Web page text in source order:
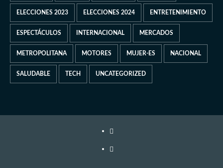
ELECCIONES 2023 ELECCIONES 2024 ENTRETENIMIENTO
ESPECTÁCULOS INTERNACIONAL MERCADOS
METROPOLITANA MOTORES MUJER-ES NACIONAL
SALUDABLE TECH UNCATEGORIZED